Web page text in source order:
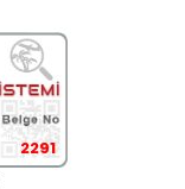
2291